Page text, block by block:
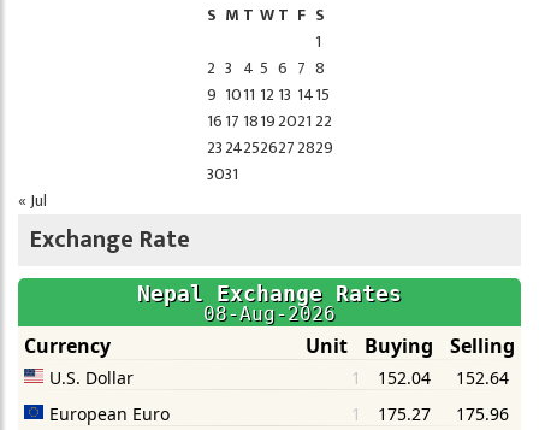
S M T WT F S
1
2 3 4 5 6 7 8
9 1011 12 13 1415
1617 1819202122
23242526272829
3031
« Jul
Exchange Rate